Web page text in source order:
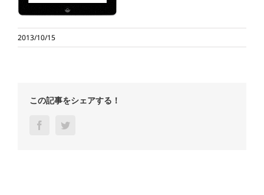
2013/10/15
この記事をシェアする！
Facebook